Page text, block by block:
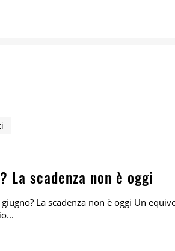
La scadenza non è oggi
La scadenza non è oggi Un